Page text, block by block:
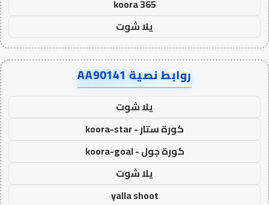
koora 365
يلا شوت
روابط نصية AA90141
يلا شوت
كورة ستار - koora-star
كورة جول - koora-goal
يلا شوت
yalla shoot